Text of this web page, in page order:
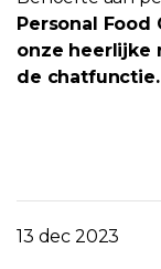
Personal Food
onze heerlijke
de chatfunctie.
13 dec 2023